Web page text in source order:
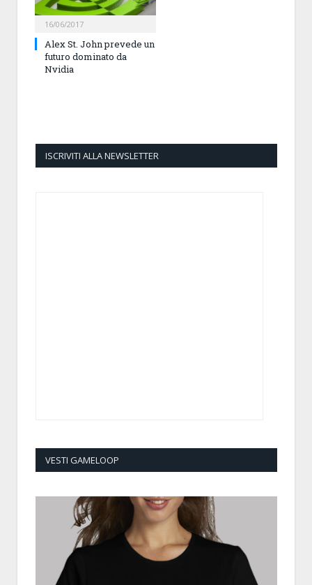
16/06/2017
Alex St. John prevede un
futuro dominato da
Nvidia
ISCRIVITI ALLA NEWSLETTER
VESTI GAMELOOP